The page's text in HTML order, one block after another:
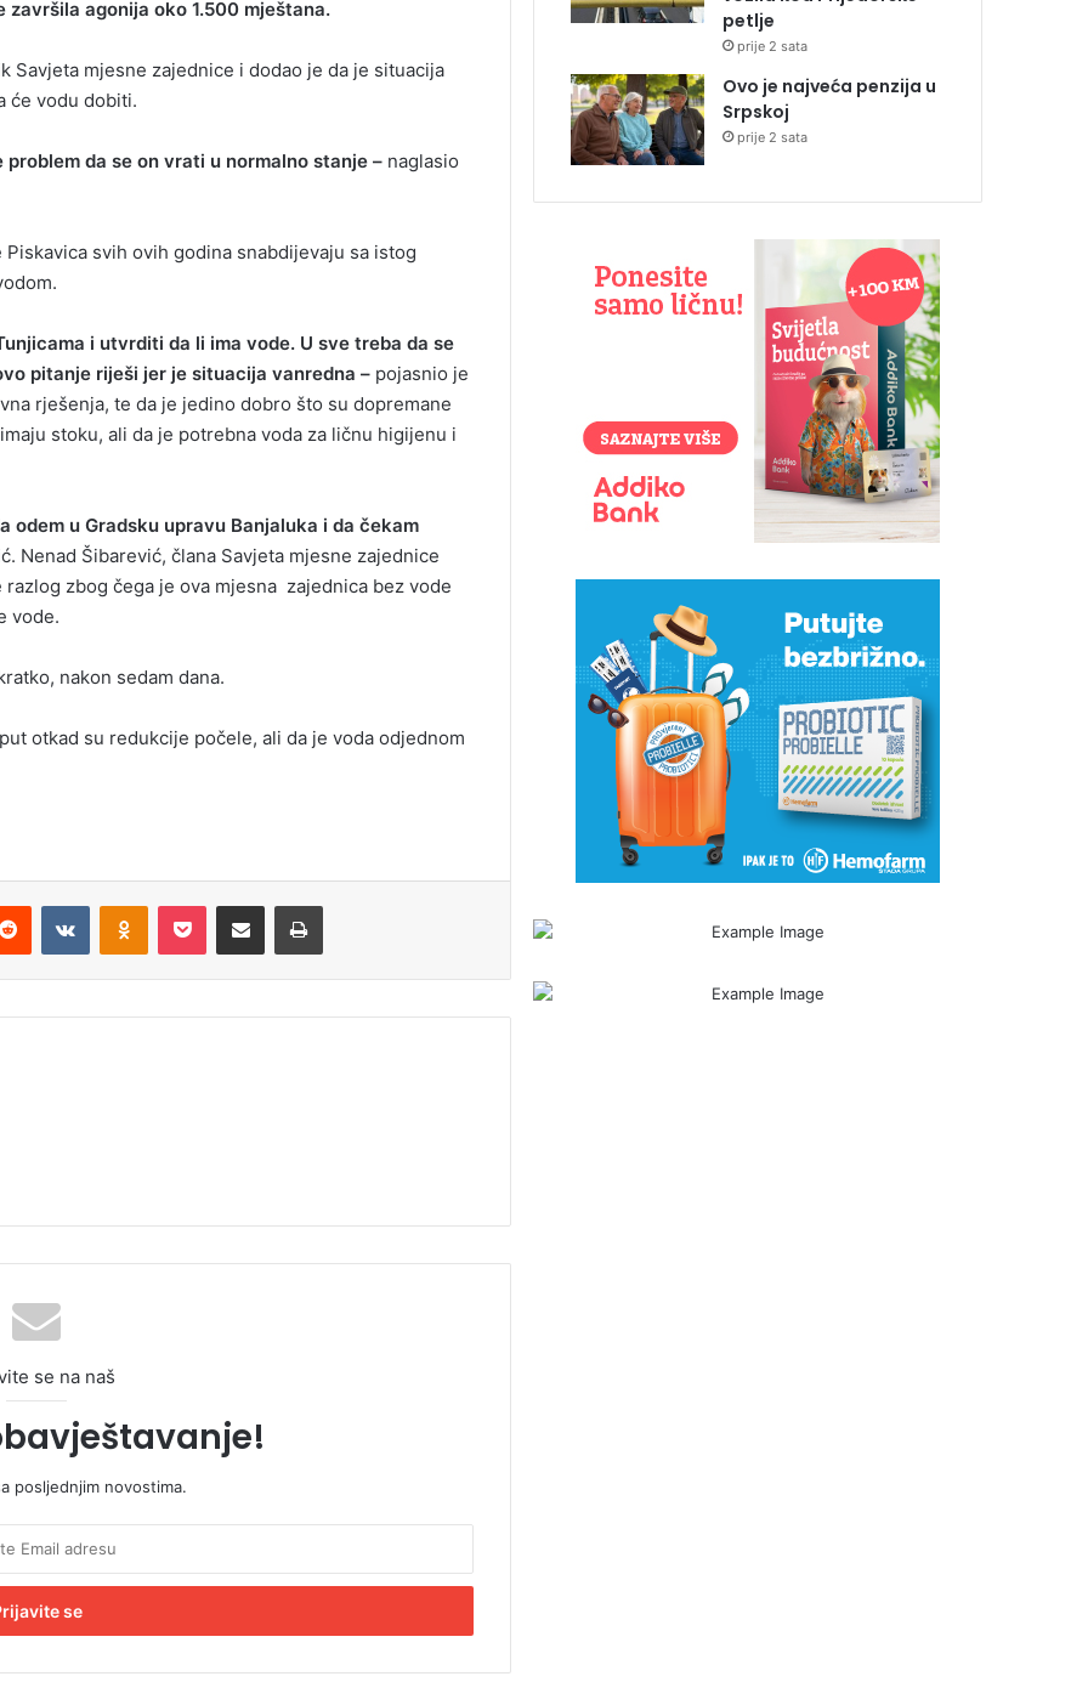
agonija oko 1.500 mještana.
Savjeta mjesne zajednice i dodao je da je situacija
će vodu dobiti.
da se on vrati u normalno stanje – naglasio
svih ovih godina snabdijevaju sa istog
i utvrditi da li ima vode. U sve treba da se
pitanje riješi jer je situacija vanredna – pojasnio je
rješenja, te da je jedino dobro što su dopremane
stoku, ali da je potrebna voda za ličnu higijenu i
odem u Gradsku upravu Banjaluka i da čekam
Nenad Šibarević, člana Savjeta mjesne zajednice
zbog čega je ova mjesna zajednica bez vode
vode.
nakon sedam dana.
otkad su redukcije počele, ali da je voda odjednom
se na naš
posljednjim novostima.
petlje
prije 2 sata
Ovo je najveća penzija u
Srpskoj
prije 2 sata